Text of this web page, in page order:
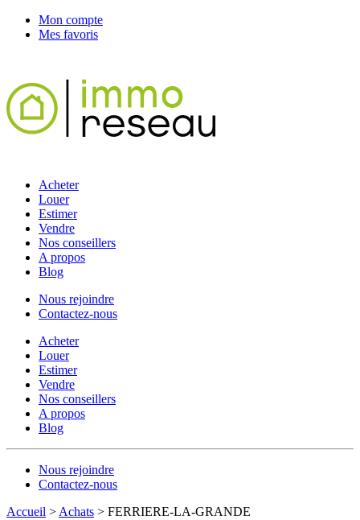
Mon compte
Mes favoris
Acheter
Louer
Estimer
Vendre
Nos conseillers
A propos
Blog
Nous rejoindre
Contactez-nous
Acheter
Louer
Estimer
Vendre
Nos conseillers
A propos
Blog
Nous rejoindre
Contactez-nous
Accueil > Achats > FERRIERE-LA-GRANDE